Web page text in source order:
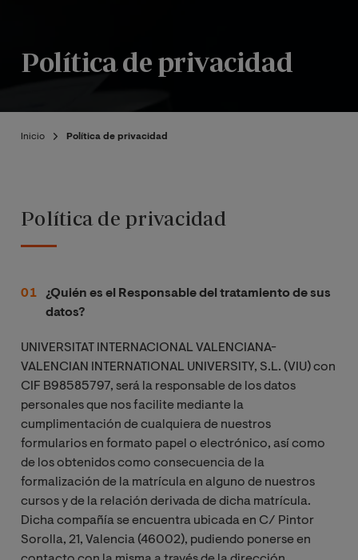
Política de privacidad
Inicio Política de privacidad
Política de privacidad
¿Quién es el Responsable del tratamiento de sus
datos?
UNIVERSITAT INTERNACIONAL VALENCIANA-
VALENCIAN INTERNATIONAL UNIVERSITY, S.L. (VIU) con
CIF B98585797, será la responsable de los datos
personales que nos facilite mediante la
cumplimentación de cualquiera de nuestros
formularios en formato papel o electrónico, así como
de los obtenidos como consecuencia de la
formalización de la matrícula en alguno de nuestros
cursos y de la relación derivada de dicha matrícula.
Dicha compañía se encuentra ubicada en C/ Pintor
Sorolla, 21, Valencia (46002), pudiendo ponerse en